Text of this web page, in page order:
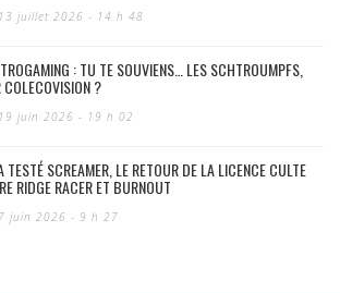
13 juillet 2026 - 14 h 48
: TU TE SOUVIENS… LES SCHTROUMPFS,
COLECOVISION ?
19 juin 2026 - 19 h 02
TESTÉ SCREAMER, LE RETOUR DE LA LICENCE CULTE
RIDGE RACER ET BURNOUT
7 juin 2026 - 9 h 27